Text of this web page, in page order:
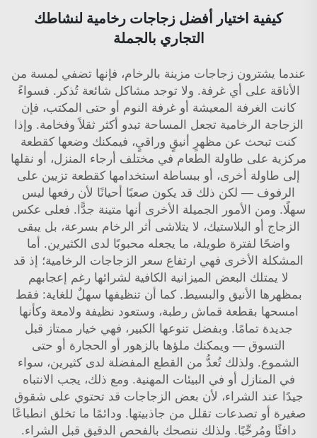
كيفية اختيار أفضل زجاجات رخامية لنشاطك
التجاري بالجملة
عندما يشترون زجاجات مزينة بالرخام، فإنها تضفي لمسة من
الأناقة على أي غرفة. ولا توجد مشاكل شائعة تُذكر. فسواءً
كانت الغرفة المعيشة أو غرفة النوم أو حتى المكتب، فإن
الزجاجة الرخامية تجعل المساحة تبدو أكثر ثقلاً وفخامة. وإذا
كنت تبحث عن مظهرٍ أنيقٍ وراقيٍ، فيمكنك وضعها كقطعة
مركزية على طاولة الطعام في مختلف أرجاء المنزل، أو نقلها
إلى طاولة أخرى، أو ببساطة استخدامها كقطعة تزيين على
الرفوف — لكن ذلك قد يكون صعبًا أحيانًا لأن رفعها ليس
سهلًا. ومن الأمور الجميلة الأخرى أنها متينة جدًّا. فعلى عكس
الزجاج أو البلاستيك، لا يتلاشى أثر الرخام بسرعة، بل يبقى
واضحًا لفترة طويلة، ما يجعله محبوبًا لدى الكثيرين. أما
المشكلة الأخرى فهي ارتفاع سعر الزجاجات الرخامية؛ إذ قد
لا يمتلك البعض الميزانية الكافية لشرائها رغم إعجابهم
بمظهرها الأنيق والبسيط. كما أن تنظيفها سهلٌ للغاية: فقط
امسحها بقطعة قماش رطبة، وستعود نظيفة ولامعة وكأنها
جديدة تمامًا. وبفضل تنوعها الكبير، فهي خيار ممتاز قبل
التسوق — ويمكنك ملؤها بالزهور أو الحجارة أو حتى
الشموع. ولذلك تُعدُّ من القطع المفضلة لدى كثيرين، سواء
في المنازل أو في البيئات المهنية. ومع ذلك، يجب الانتباه
جيدًا عند الشراء، لأن بعض الزجاجات قد تحتوي على شقوق
صغيرة أو تصدعات تقلل من جاذبيتها. ودائمًا ما تخلق انطباعًا
دافئًا ومُرحِّبًا. ولذلك ننصحك بالفحص الدقيق قبل الشراء.